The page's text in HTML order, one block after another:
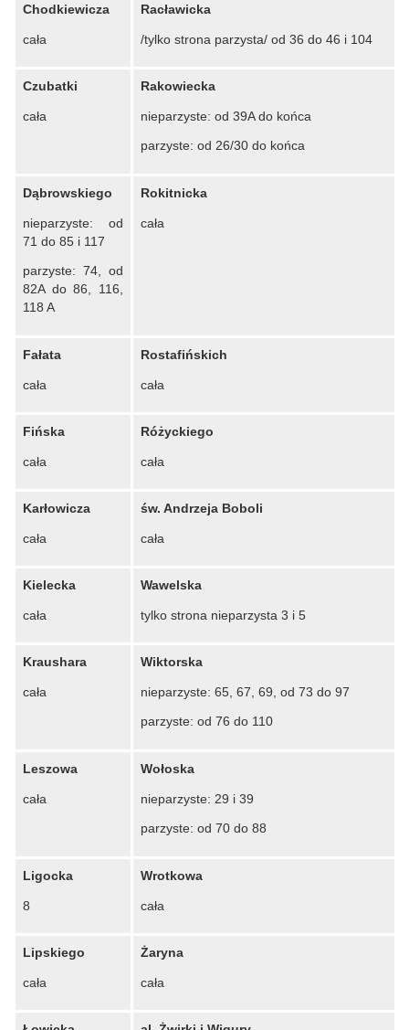
Chodkiewicza
cała
Racławicka
/tylko strona parzysta/ od 36 do 46 i 104
Czubatki
cała
Rakowiecka
nieparzyste: od 39A do końca
parzyste: od 26/30 do końca
Dąbrowskiego
nieparzyste: od
71 do 85 i 117
parzyste: 74, od
82A do 86, 116,
118 A
Rokitnicka
cała
Fałata
cała
Rostafińskich
cała
Fińska
cała
Różyckiego
cała
Karłowicza
cała
św. Andrzeja Boboli
cała
Kielecka
cała
Wawelska
tylko strona nieparzysta 3 i 5
Kraushara
cała
Wiktorska
nieparzyste: 65, 67, 69, od 73 do 97
parzyste: od 76 do 110
Leszowa
cała
Wołoska
nieparzyste: 29 i 39
parzyste: od 70 do 88
Ligocka
8
Wrotkowa
cała
Lipskiego
cała
Żaryna
cała